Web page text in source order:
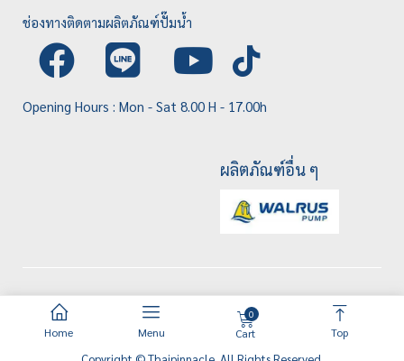
ช่องทางติดตามผลิตภัณฑ์ปั๊มน้ำ
Opening Hours : Mon - Sat 8.00 H - 17.00h
ผลิตภัณฑ์อื่น ๆ
Home Menu
0
Cart Top